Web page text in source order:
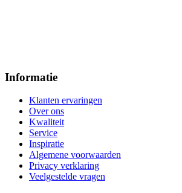
Informatie
Klanten ervaringen
Over ons
Kwaliteit
Service
Inspiratie
Algemene voorwaarden
Privacy verklaring
Veelgestelde vragen